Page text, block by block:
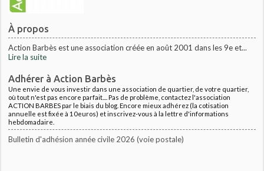
À propos
Action Barbès est une association créée en août 2001 dans les 9e et...
Lire la suite
Adhérer à Action Barbès
Une envie de vous investir dans une association de quartier, de votre quartier,
où tout n'est pas encore parfait.... Pas de problème, contactez l'association
ACTION BARBES par le biais du blog. Encore mieux adhérez (la cotisation
annuelle est fixée à 10euros) et inscrivez-vous à la lettre d'informations
hebdomadaire.
Bulletin d'adhésion année civile 2026 (voie postale)